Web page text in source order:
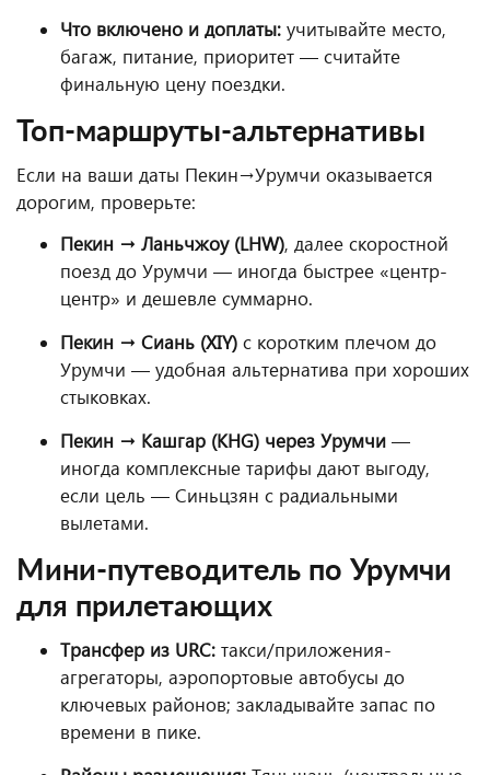
Что включено и доплаты: учитывайте место,
багаж, питание, приоритет — считайте
финальную цену поездки.
Топ-маршруты-альтернативы
Если на ваши даты Пекин→Урумчи оказывается
дорогим, проверьте:
Пекин → Ланьчжоу (LHW), далее скоростной
поезд до Урумчи — иногда быстрее «центр-
центр» и дешевле суммарно.
Пекин → Сиань (XIY) с коротким плечом до
Урумчи — удобная альтернатива при хороших
стыковках.
Пекин → Кашгар (KHG) через Урумчи —
иногда комплексные тарифы дают выгоду,
если цель — Синьцзян с радиальными
вылетами.
Мини-путеводитель по Урумчи
для прилетающих
Трансфер из URC: такси/приложения-
агрегаторы, аэропортовые автобусы до
ключевых районов; закладывайте запас по
времени в пике.